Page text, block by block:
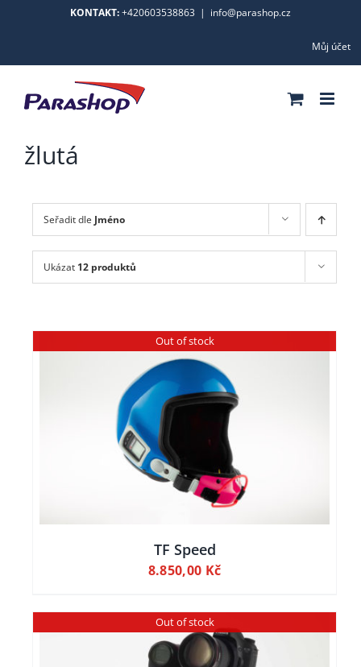
KONTAKT:+420603538863 | info@parashop.cz
Můj účet
žlutá
Seřadit dle Jméno
Ukázat 12 produktů
Out of stock
TF Speed
8.850,00 Kč
Out of stock